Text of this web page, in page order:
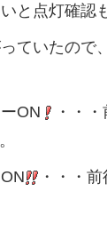
と点灯確認
ていたので
ON
・・
。
・・・